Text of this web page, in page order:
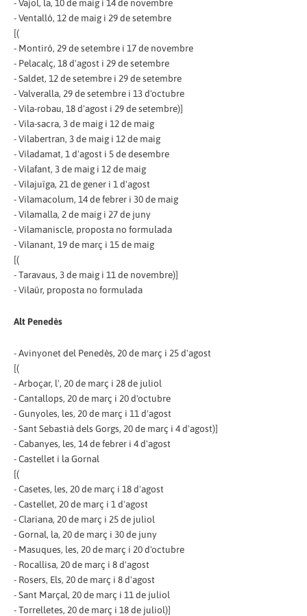
- Vajol, la, 10 de maig i 14 de novembre
- Ventalló, 12 de maig i 29 de setembre
[(
- Montiró, 29 de setembre i 17 de novembre
- Pelacalç, 18 d'agost i 29 de setembre
- Saldet, 12 de setembre i 29 de setembre
- Valveralla, 29 de setembre i 13 d'octubre
- Vila-robau, 18 d'agost i 29 de setembre)]
- Vila-sacra, 3 de maig i 12 de maig
- Vilabertran, 3 de maig i 12 de maig
- Viladamat, 1 d'agost i 5 de desembre
- Vilafant, 3 de maig i 12 de maig
- Vilajuïga, 21 de gener i 1 d'agost
- Vilamacolum, 14 de febrer i 30 de maig
- Vilamalla, 2 de maig i 27 de juny
- Vilamaniscle, proposta no formulada
- Vilanant, 19 de març i 15 de maig
[(
- Taravaus, 3 de maig i 11 de novembre)]
- Vilaür, proposta no formulada
Alt Penedès
- Avinyonet del Penedès, 20 de març i 25 d'agost
[(
- Arboçar, l', 20 de març i 28 de juliol
- Cantallops, 20 de març i 20 d'octubre
- Gunyoles, les, 20 de març i 11 d'agost
- Sant Sebastià dels Gorgs, 20 de març i 4 d'agost)]
- Cabanyes, les, 14 de febrer i 4 d'agost
- Castellet i la Gornal
[(
- Casetes, les, 20 de març i 18 d'agost
- Castellet, 20 de març i 1 d'agost
- Clariana, 20 de març i 25 de juliol
- Gornal, la, 20 de març i 30 de juny
- Masuques, les, 20 de març i 20 d'octubre
- Rocallisa, 20 de març i 8 d'agost
- Rosers, Els, 20 de març i 8 d'agost
- Sant Marçal, 20 de març i 11 de juliol
- Torrelletes, 20 de març i 18 de juliol)]